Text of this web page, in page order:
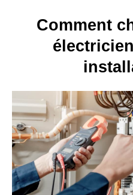
Comment